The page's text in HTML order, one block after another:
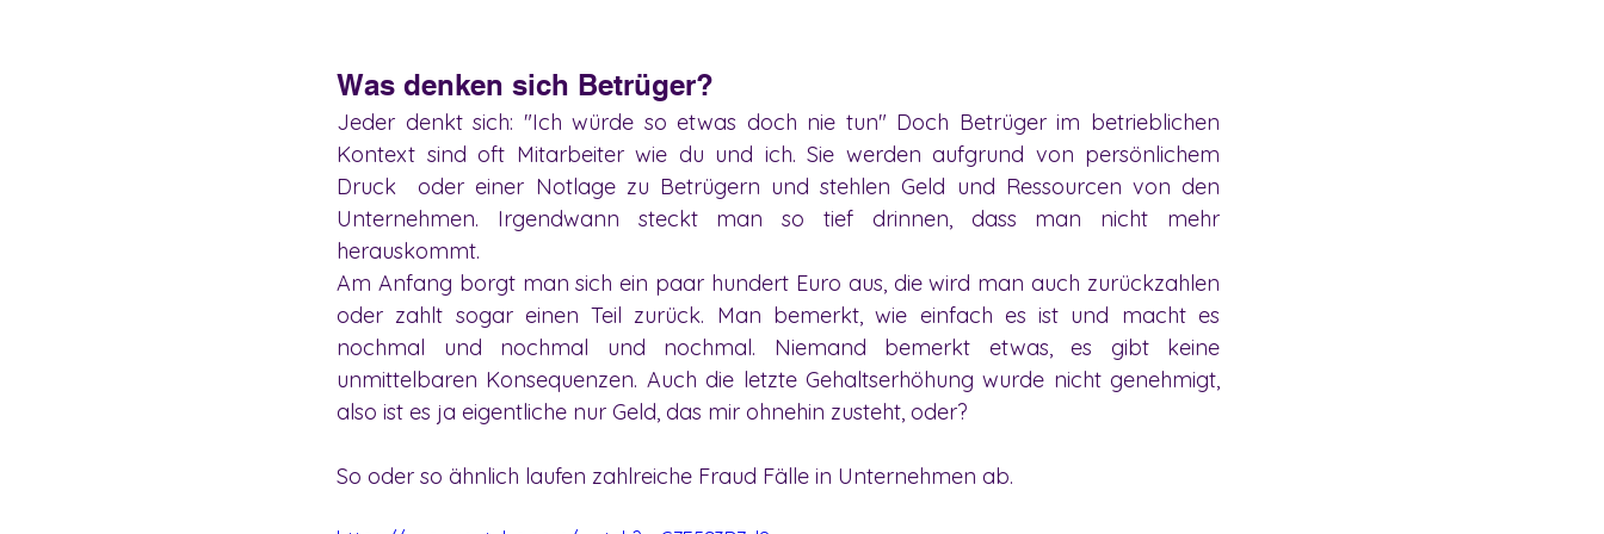
Was denken sich Betrüger?
Jeder denkt sich: "Ich würde so etwas doch nie tun" Doch Betrüger im betrieblichen
Kontext sind oft Mitarbeiter wie du und ich. Sie werden aufgrund von persönlichem
Druck  oder einer Notlage zu Betrügern und stehlen Geld und Ressourcen von den
Unternehmen. Irgendwann steckt man so tief drinnen, dass man nicht mehr
herauskommt.
Am Anfang borgt man sich ein paar hundert Euro aus, die wird man auch zurückzahlen
oder zahlt sogar einen Teil zurück. Man bemerkt, wie einfach es ist und macht es
nochmal und nochmal und nochmal. Niemand bemerkt etwas, es gibt keine
unmittelbaren Konsequenzen. Auch die letzte Gehaltserhöhung wurde nicht genehmigt,
also ist es ja eigentliche nur Geld, das mir ohnehin zusteht, oder?
So oder so ähnlich laufen zahlreiche Fraud Fälle in Unternehmen ab.